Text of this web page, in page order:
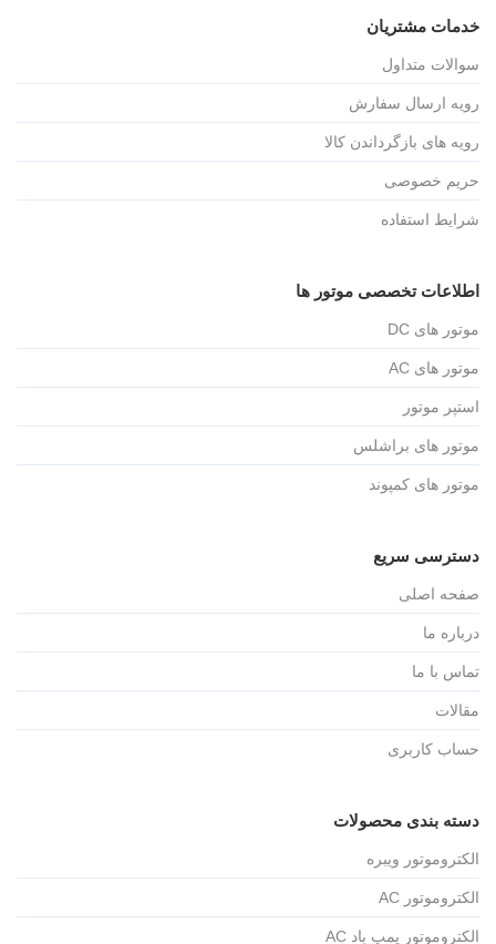
خدمات مشتریان
سوالات متداول
رویه ارسال سفارش
رویه های بازگرداندن کالا
حریم خصوصی
شرایط استفاده
اطلاعات تخصصی موتور ها
موتور های DC
موتور های AC
استپر موتور
موتور های براشلس
موتور های کمپوند
دسترسی سریع
صفحه اصلی
درباره ما
تماس با ما
مقالات
حساب کاربری
دسته بندی محصولات
الکتروموتور ویبره
الکتروموتور AC
الکتروموتور پمپ باد AC